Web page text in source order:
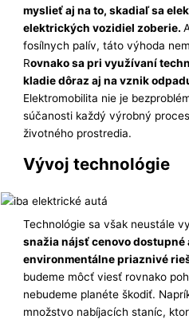
myslieť aj na to, skadiaľ sa
elektrických vozidiel zoberie.
fosílnych palív, táto výhoda
Rovnako sa pri využívaní
kladie dôraz aj na vznik
Elektromobilita nie je
súčanosti každý výrobný
životného prostredia.
Vývoj technológie
Technológie sa však neustále
snažia nájsť cenovo dostupné
environmentálne priaznivé
budeme môcť viesť rovnako
nebudeme planéte škodiť.
množstvo nabíjacích staníc,